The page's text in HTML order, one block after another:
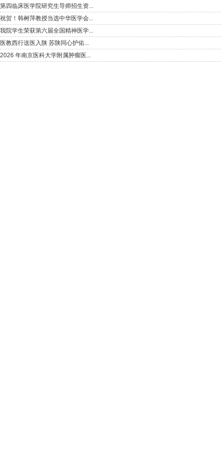
第四临床医学院研究生导师招生资...
祝贺！韩树萍教授当选中华医学会...
我院学生荣获第六届全国精神医学...
医教西行送医入陕 苏陕同心护佑...
2026 年南京医科大学附属肿瘤医...